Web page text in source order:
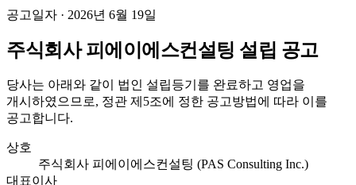
공고일자 · 2026년 6월 19일
주식회사 피에이에스컨설팅 설립 공고
당사는 아래와 같이 법인 설립등기를 완료하고 영업을
개시하였으므로, 정관 제5조에 정한 공고방법에 따라 이를
공고합니다.
상호
주식회사 피에이에스컨설팅 (PAS Consulting Inc.)
대표이사